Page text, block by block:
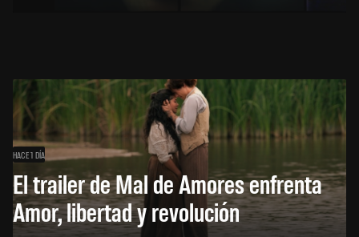
HACE 1 DÍA
El trailer de Mal de Amores enfrenta
Amor, libertad y revolución